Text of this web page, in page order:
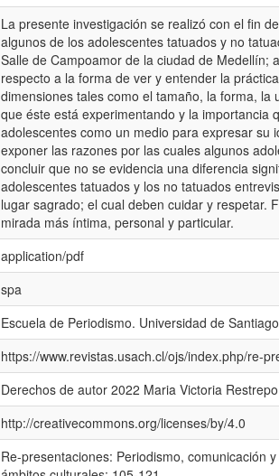
La presente investigación se realizó con el fin
algunos de los adolescentes tatuados y no
Salle de Campoamor de la ciudad de Medellín;
respecto a la forma de ver y entender la
dimensiones tales como el tamaño, la forma,
que éste está experimentando y la importancia
adolescentes como un medio para expresar su
exponer las razones por las cuales algunos
concluir que no se evidencia una diferencia
adolescentes tatuados y los no tatuados
lugar sagrado; el cual deben cuidar y respetar.
mirada más íntima, personal y particular.
application/pdf
spa
Escuela de Periodismo. Universidad de
https://www.revistas.usach.cl/ojs/index.php/re-
Derechos de autor 2022 Maria Victoria
http://creativecommons.org/licenses/by/4.0
Re-presentaciones: Periodismo, comunicación